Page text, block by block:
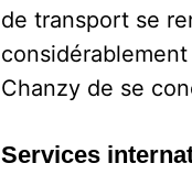
de transport se
Chanzy de se
Services